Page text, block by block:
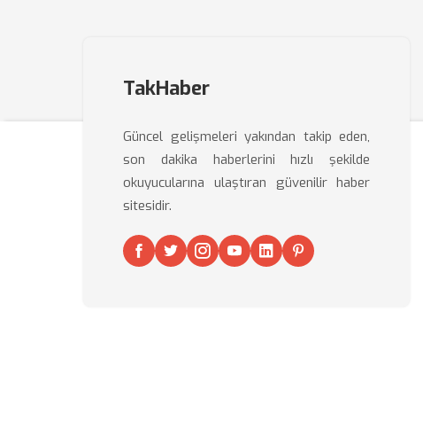
TakHaber
Güncel gelişmeleri yakından takip eden,
son dakika haberlerini hızlı şekilde
okuyucularına ulaştıran güvenilir haber
sitesidir.